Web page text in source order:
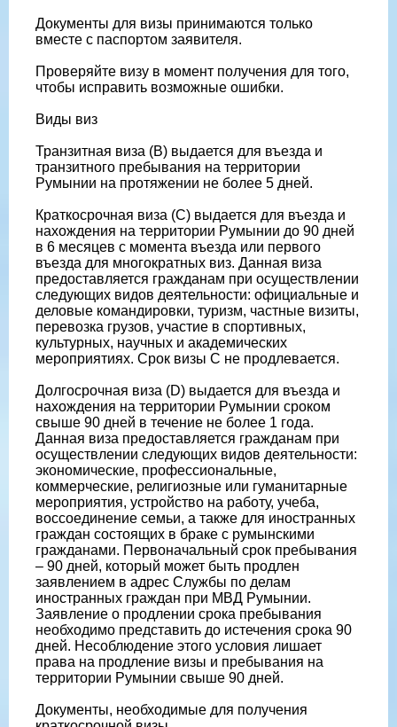
Документы для визы принимаются только
вместе с паспортом заявителя.
Проверяйте визу в момент получения для того,
чтобы исправить возможные ошибки.
Виды виз
Транзитная виза (В) выдается для въезда и
транзитного пребывания на территории
Румынии на протяжении не более 5 дней.
Краткосрочная виза (С) выдается для въезда и
нахождения на территории Румынии до 90 дней
в 6 месяцев с момента въезда или первого
въезда для многократных виз. Данная виза
предоставляется гражданам при осуществлении
следующих видов деятельности: официальные и
деловые командировки, туризм, частные визиты,
перевозка грузов, участие в спортивных,
культурных, научных и академических
мероприятиях. Срок визы С не продлевается.
Долгосрочная виза (D) выдается для въезда и
нахождения на территории Румынии сроком
свыше 90 дней в течение не более 1 года.
Данная виза предоставляется гражданам при
осуществлении следующих видов деятельности:
экономические, профессиональные,
коммерческие, религиозные или гуманитарные
мероприятия, устройство на работу, учеба,
воссоединение семьи, а также для иностранных
граждан состоящих в браке с румынскими
гражданами. Первоначальный срок пребывания
– 90 дней, который может быть продлен
заявлением в адрес Службы по делам
иностранных граждан при МВД Румынии.
Заявление о продлении срока пребывания
необходимо представить до истечения срока 90
дней. Несоблюдение этого условия лишает
права на продление визы и пребывания на
территории Румынии свыше 90 дней.
Документы, необходимые для получения